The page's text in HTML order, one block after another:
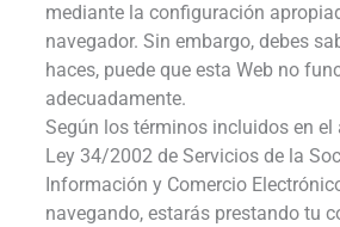
mediante la configuración
navegador. Sin embargo, debes
haces, puede que esta Web no
adecuadamente.
Según los términos incluidos en el
Ley 34/2002 de Servicios de la
Información y Comercio
navegando, estarás prestando tu